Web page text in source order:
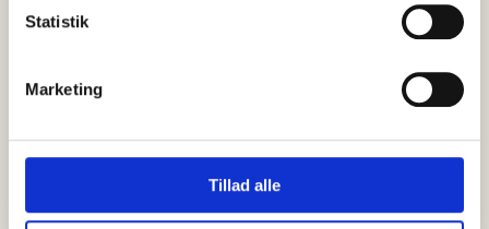
Statistik
Marketing
Tillad alle
Se events